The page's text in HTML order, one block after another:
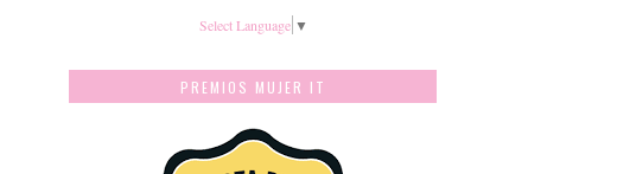
Select Language ▼
PREMIOS MUJER IT